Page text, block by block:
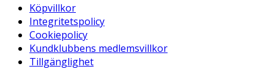
Köpvillkor
Integritetspolicy
Cookiepolicy
Kundklubbens medlemsvillkor
Tillgänglighet